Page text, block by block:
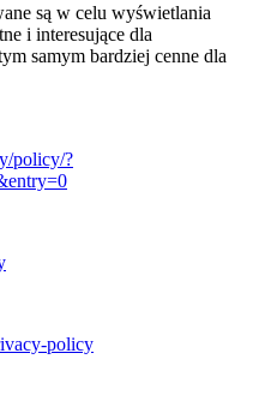
są w celu wyświetlania
i interesujące dla
samym bardziej cenne dla
policy/?
policy